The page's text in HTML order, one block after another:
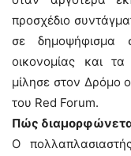
προσχέδιο
σε δημοψήφισμα
οικονομίας και
μίλησε στον Δρόμο
του Red Forum.
Πώς
Ο